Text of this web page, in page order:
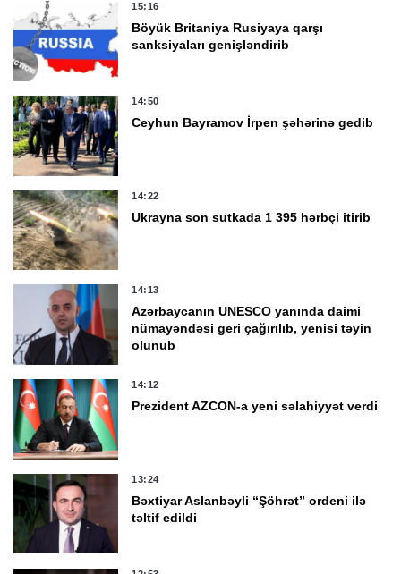
15:16
Böyük Britaniya Rusiyaya qarşı
sanksiyaları genişləndirib
14:50
Ceyhun Bayramov İrpen şəhərinə gedib
14:22
Ukrayna son sutkada 1 395 hərbçi itirib
14:13
Azərbaycanın UNESCO yanında daimi
nümayəndəsi geri çağırılıb, yenisi təyin
olunub
14:12
Prezident AZCON-a yeni səlahiyyət verdi
13:24
Bəxtiyar Aslanbəyli “Şöhrət” ordeni ilə
təltif edildi